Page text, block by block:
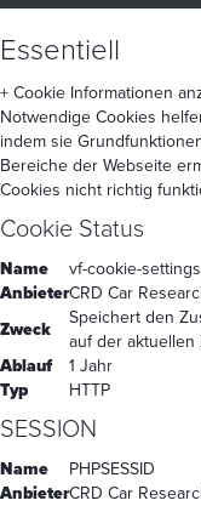
Essentiell
+ Cookie Informationen
Notwendige Cookies
indem sie
Bereiche der Webseite
Cookies nicht richtig
Cookie Status
Name
vf-cookie-settings
AnbieterCRD Car
Zweck
Speichert den
auf der aktuellen
Ablauf
1 Jahr
Typ
HTTP
SESSION
Name
PHPSESSID
AnbieterCRD Car